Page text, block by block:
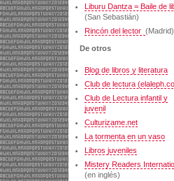
Liburu Dantza = Baile de
(San Sebastián)
Rincón del lector (Madrid)
De otros
Blog de libros y literatura
Club de lectura
Club de Lectura infantil y
juvenil
Culturizame.net
La tormenta en un vaso
Libros juveniles
Mistery Readers
(en inglés)